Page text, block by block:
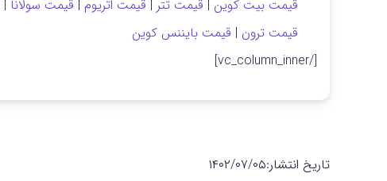
قیمت بیت کوین | قیمت تتر | قیمت اتریوم | قیمت سولانا |
قیمت ترون | قیمت بایننس کوین
[/vc_column_inner]
تاریخ انتشار:۱۴۰۲/۰۷/۰۵